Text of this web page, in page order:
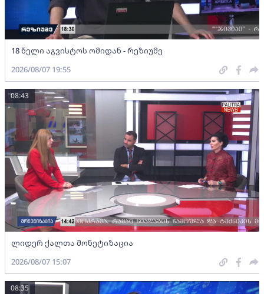
18 წელი აგვისტოს ომიდან - რეზიუმე
2026/08/07 19:55
ლიდერ ქალთა მონეტიზაცია
08:43
2026/08/07 15:07
08:35